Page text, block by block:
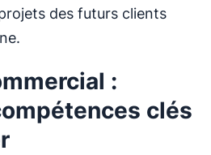
des futurs clients
:
clés